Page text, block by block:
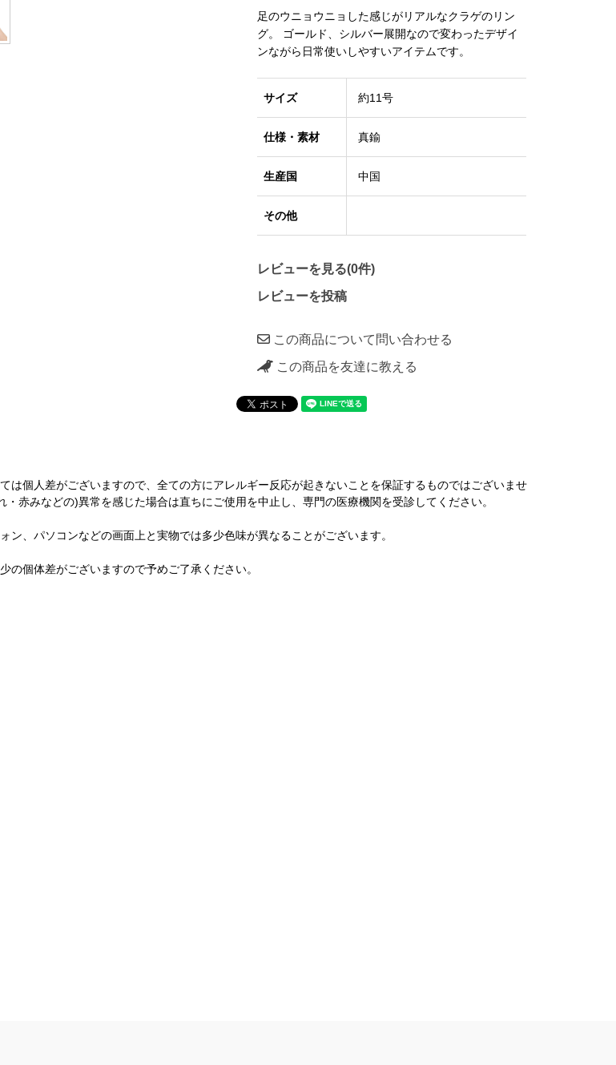
足のウニョウニョした感じがリアルなクラゲのリン
グ。 ゴールド、シルバー展開なので変わったデザイ
ンながら日常使いしやすいアイテムです。
サイズ 約11号
仕様・素材 真鍮
生産国 中国
その他
レビューを見る(0件)
レビューを投稿
この商品について問い合わせる
この商品を友達に教える
は個人差がございますので、全ての方にアレルギー反応が起きないことを保証するものではございませ
赤みなどの)異常を感じた場合は直ちにご使用を中止し、専門の医療機関を受診してください。
ン、パソコンなどの画面上と実物では多少色味が異なることがございます。
の個体差がございますので予めご了承ください。